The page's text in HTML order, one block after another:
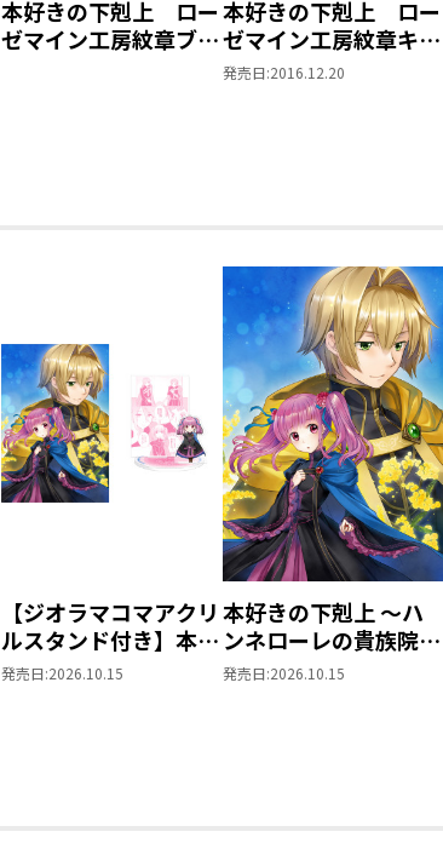
本好きの下剋上 ロー
ゼマイン工房紋章ブッ
本好きの下剋上 ロー
ゼマイン工房紋章キー
ホルダー
発売日:2016.12.20
【ジオラマコマアクリ
ルスタンド付き】本好
きの下剋上 ～ハンネ
発売日:2026.10.15
本好きの下剋上 ～ハ
ンネローレの貴族院五
年生～ 「恋してみた
発売日:2026.10.15